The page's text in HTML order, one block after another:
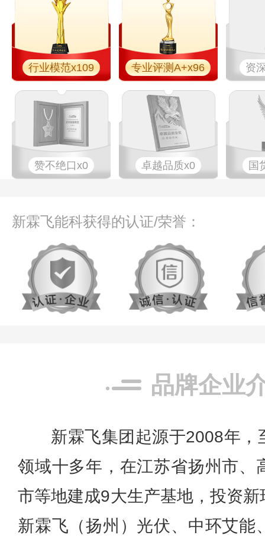
行业模范x109 专业评测A+x96 资
赞不绝口x0 卓越品质x0 国
新霖飞能科获得的认证/荣誉：
品牌企业
新霖飞集团起源于2008年，
领域十多年，在江苏省扬州市、
市等地建成9大生产基地，投资
新霖飞（扬州）光伏、中环艾能